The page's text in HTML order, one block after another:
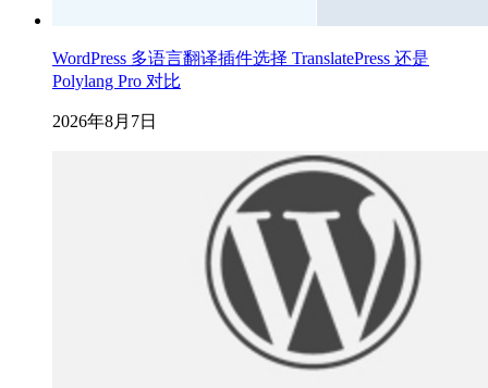
WordPress 多语言翻译插件选择 TranslatePress 还是
Polylang Pro 对比
2026年8月7日